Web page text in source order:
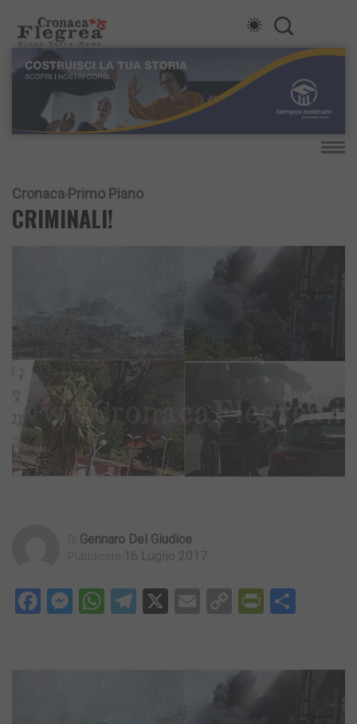
Cronaca Primo Piano
CRIMINALI!
Gennaro Del Giudice
16 Luglio 2017
Facebook
Messenger
WhatsApp
Telegram
X EmailCopy